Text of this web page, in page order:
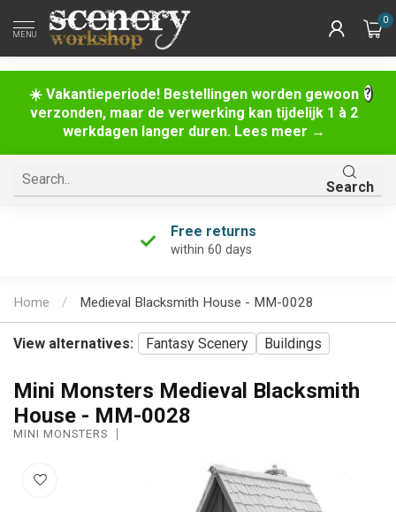
☀️ Vakantieperiode! Bestellingen worden gewoon
verzonden, maar de verwerking kan tijdelijk 1 à 2
werkdagen langer duren. Lees meer →
MENU
0
Search
Free returns
within 60 days
Home / Medieval Blacksmith House - MM-0028
View alternatives: Fantasy Scenery Buildings
Mini Monsters Medieval Blacksmith
House - MM-0028
MINI MONSTERS